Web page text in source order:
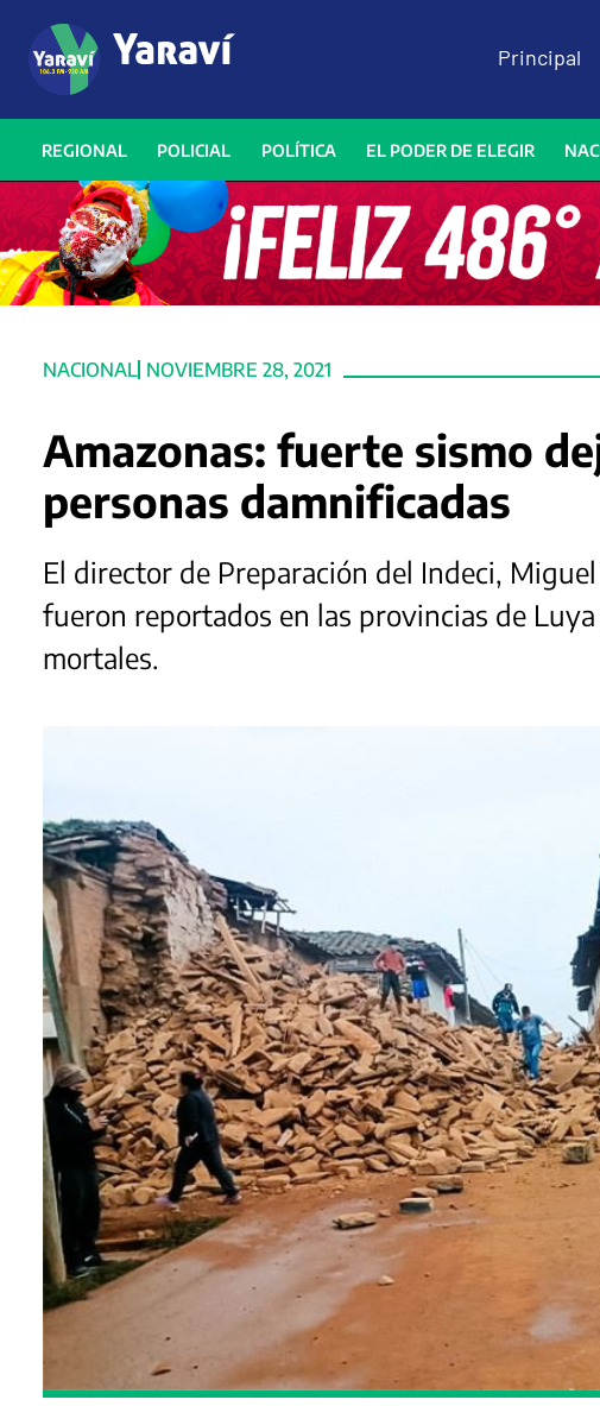
Principal
REGIONAL POLICIAL POLÍTICA EL PODER DE ELEGIR
NACIONAL NOVIEMBRE 28, 2021
Amazonas: fuerte sismo
personas damnificadas
El director de Preparación del Indeci,
fueron reportados en las provincias de
mortales.